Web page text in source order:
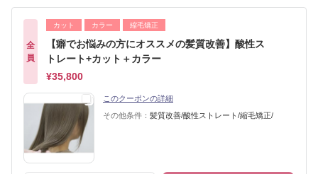
全
員
カット カラー 縮毛矯正
【癖でお悩みの方にオススメの髪質改善】酸性ス
トレート+カット＋カラー
¥35,800
このクーポンの詳細
その他条件： 髪質改善/酸性ストレート/縮毛矯正/